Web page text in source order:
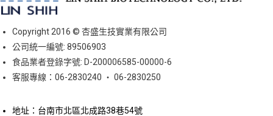
Copyright 2016 © 杏盛生技實業有限公司
公司統一編號: 89506903
食品業者登錄字號: D-200006585-00000-6
客服專線：06-2830240 ‧ 06-2830250
地址：台南市北區北成路38巷54號